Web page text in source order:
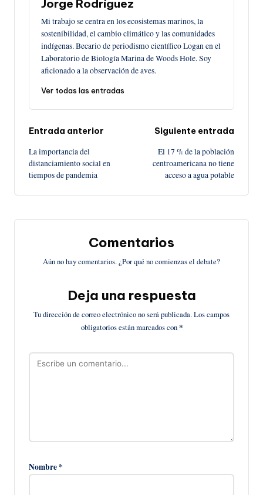
Jorge Rodríguez
Mi trabajo se centra en los ecosistemas marinos, la
sostenibilidad, el cambio climático y las comunidades
indígenas. Becario de periodismo científico Logan en el
Laboratorio de Biología Marina de Woods Hole. Soy
aficionado a la observación de aves.
Ver todas las entradas
Navegación
de
entradas
Entrada anterior
La importancia del
distanciamiento social en
tiempos de pandemia
Siguiente entrada
El 17 % de la población
centroamericana no tiene
acceso a agua potable
Comentarios
Aún no hay comentarios. ¿Por qué no comienzas el debate?
Deja una respuesta
Tu dirección de correo electrónico no será publicada.Los campos
obligatorios están marcados con*
Nombre*